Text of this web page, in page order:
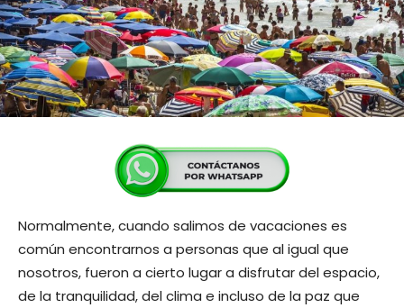
Normalmente, cuando salimos de vacaciones es
común encontrarnos a personas que al igual que
nosotros, fueron a cierto lugar a disfrutar del espacio,
de la tranquilidad, del clima e incluso de la paz que